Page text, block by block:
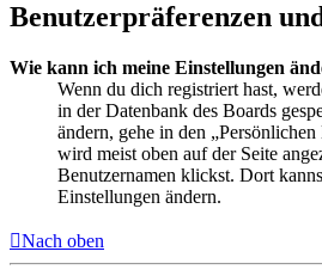
Benutzerpräferenzen
Wie kann ich meine Einstellungen
Wenn du dich registriert hast,
in der Datenbank des Boards
ändern, gehe in den
wird meist oben auf der Seite
Benutzernamen klickst. Dort
Einstellungen ändern.
Nach oben